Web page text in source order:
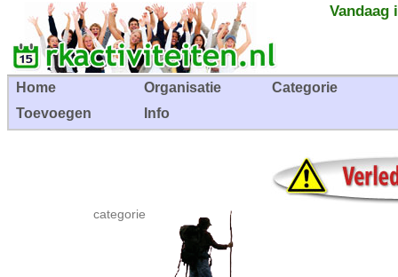
Vandaag
Home Organisatie
Categorie
Toevoegen
Info
categorie